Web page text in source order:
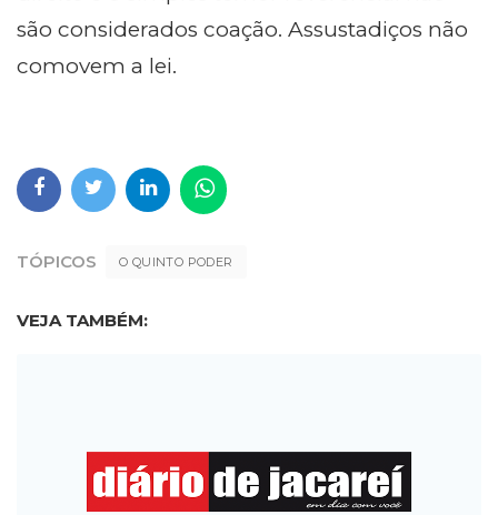
são considerados coação. Assustadiços não
comovem a lei.
TÓPICOS O QUINTO PODER
VEJA TAMBÉM: